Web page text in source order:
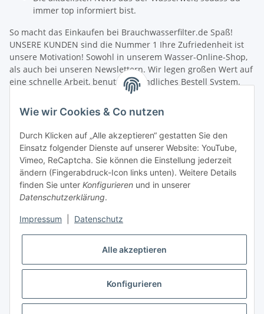
immer top informiert bist.
So macht das Einkaufen bei Brauchwasserfilter.de Spaß!
UNSERE KUNDEN sind die Nummer 1 Ihre Zufriedenheit ist
unsere Motivation! Sowohl in unserem Wasser-Online-Shop,
als auch bei unseren Newslettern. Wir legen großen Wert auf
eine schnelle Arbeit, benutzerfreundliches Bestell System.
Unsere Mitarbeiter verfügen über umfangreiches fachliches
Wissen und helfen jedem bei Fragen gerne weiter. Wir freuen
uns über die Zusammenarbeit mit Ihnen sowie die
Zusammenarbeit mit Aquaristik Freunden, Fischzucht und
Angelvereinen.
Schneller Versand! Wir wollen Sie nicht lange warten lassen.
Damit Sie möglichst schnell Ihre neue Filterausrüstung in
Betrieb nehmen können, senden wir Ihre Bestellung sofort
nach dem Zahlungseingang zu. Nach der Bearbeitung Ihrer
Produkt-Bestellung erhalten Sie umgehend eine
Versandbestätigung, in der wir weitere Informationen zum
Ihrer Bestellung jederzeit informieren. Sollte Ihnen die Ware
nicht zusagen, können Sie sie umtauschen oder nach
Absprache das vorhandene Retouren System nutzen (mehr
). Immer für Sie da - Ihr
Brauchwasserfilter.de Team!
Wie wir Cookies & Co nutzen
Durch Klicken auf „Alle akzeptieren“ gestatten Sie den
Einsatz folgender Dienste auf unserer Website: YouTube,
Vimeo, ReCaptcha. Sie können die Einstellung jederzeit
ändern (Fingerabdruck-Icon links unten). Weitere Details
finden Sie unter Konfigurieren und in unserer
Datenschutzerklärung.
Impressum Datenschutz
Alle akzeptieren
Konfigurieren